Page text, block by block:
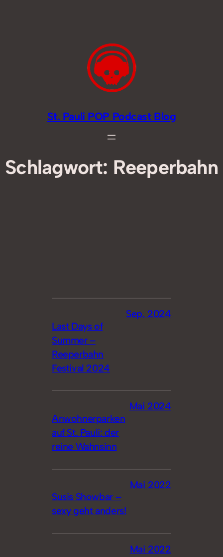
St. Pauli POP Podcast Blog
Schlagwort: Reeperbahn
Last Days of
Summer –
Reeperbahn
Festival 2024
Sep. 2024
Anwohnerparken
auf St. Pauli: der
reine Wahnsinn
Mai 2024
Susis Showbar –
sexy geht anders!
Mai 2022
Mai 2022